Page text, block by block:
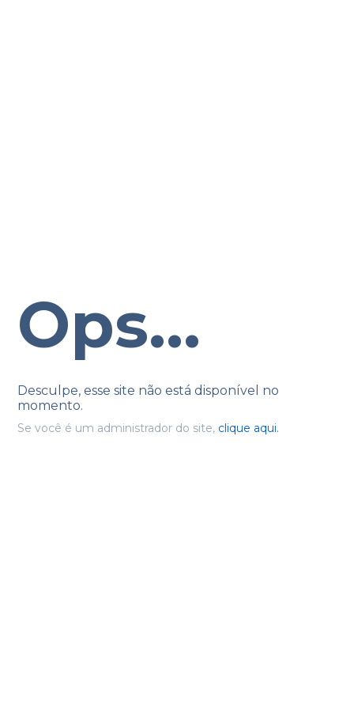
Ops...
Desculpe, esse site não está disponível no
momento.
Se você é um administrador do site, clique aqui.